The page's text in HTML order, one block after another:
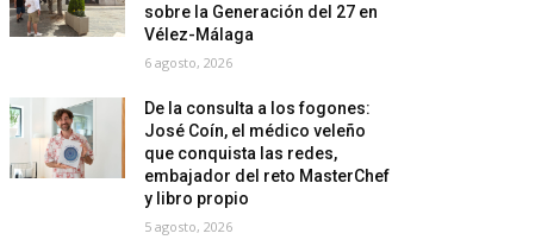
sobre la Generación del 27 en
Vélez-Málaga
6 agosto, 2026
De la consulta a los fogones:
José Coín, el médico veleño
que conquista las redes,
embajador del reto MasterChef
y libro propio
5 agosto, 2026